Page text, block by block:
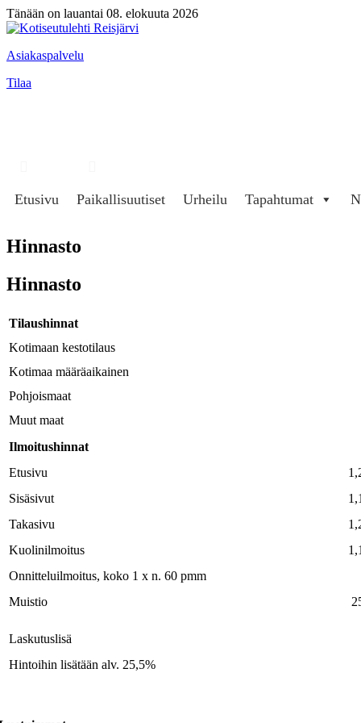
Tänään on lauantai 08. elokuuta 2026
Asiakaspalvelu
Tilaa
Etusivu
Paikallisuutiset Urheilu Tapahtumat
Hinnasto
Hinnasto
Tilaushinnat
Kotimaan kestotilaus
Kotimaa määräaikainen
Pohjoismaat
Muut maat
Ilmoitushinnat
Etusivu
Sisäsivut
Takasivu
Kuolinilmoitus
Onnitteluilmoitus, koko 1 x n. 60 pmm
Muistio
Laskutuslisä
Hintoihin lisätään alv. 25,5%